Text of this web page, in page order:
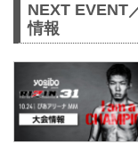
NEXT EVENT
情報